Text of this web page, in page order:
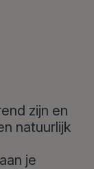
zijn en
natuurlijk
je